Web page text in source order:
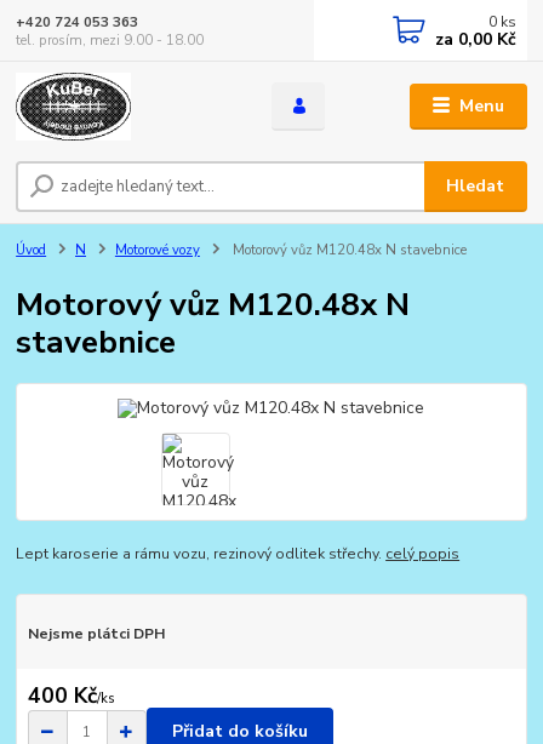
Menu
Hledat
+420 724 053 363
tel. prosím, mezi 9.00 - 18.00
0 ks
za 0,00 Kč
Úvod N Motorové vozy Motorový vůz M120.48x N stavebnice
Motorový vůz M120.48x N
stavebnice
Lept karoserie a rámu vozu, rezinový odlitek střechy. celý popis
Nejsme plátci DPH
400 Kč/ks
Přidat do košíku